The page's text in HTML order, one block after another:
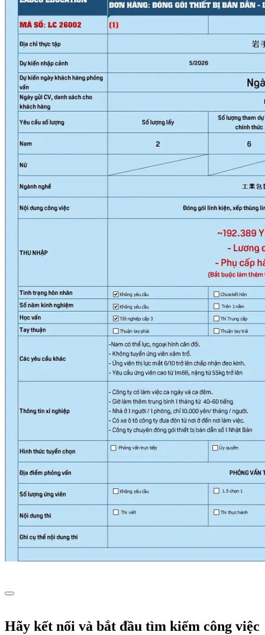
Hãy kết nối và bắt đầu tìm kiếm công việc